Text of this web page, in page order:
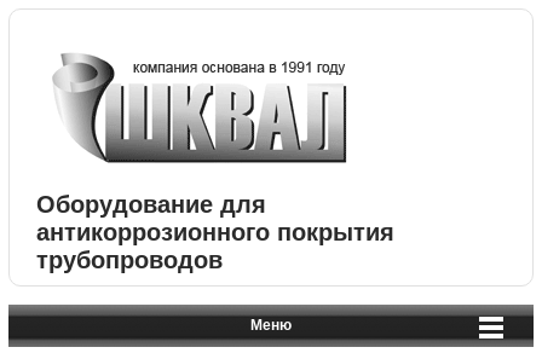
Оборудование для
антикоррозионного покрытия
трубопроводов
Меню